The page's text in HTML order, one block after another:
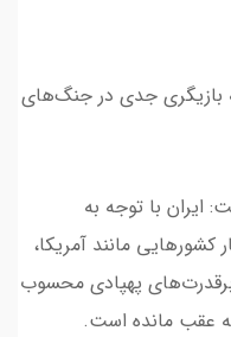
بازیگری جدی در جنگ‌های
ایران با توجه به
مانند آمریکا،
پهپادی محسوب
عقب مانده است.